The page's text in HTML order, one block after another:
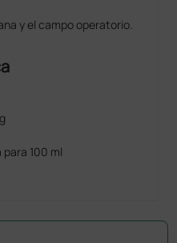
y el campo operatorio.
100 ml